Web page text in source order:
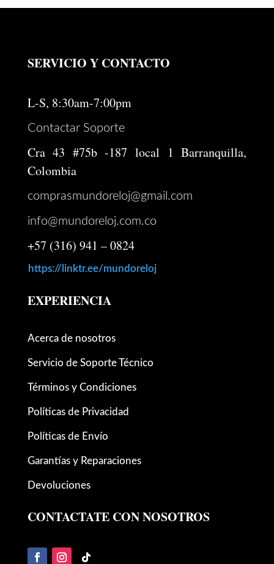
SERVICIO Y CONTACTO
L-S, 8:30am-7:00pm
Contactar Soporte
Cra 43 #75b -187 local 1 Barranquilla,
Colombia
comprasmundoreloj@gmail.com
info@mundoreloj.com.co
+57 (316) 941 – 0824
https://linktr.ee/mundoreloj
EXPERIENCIA
Acerca de nosotros
Servicio de Soporte Técnico
Términos y Condiciones
Políticas de Privacidad
Políticas de Envío
Garantías y Reparaciones
Devoluciones
CONTACTATE CON NOSOTROS